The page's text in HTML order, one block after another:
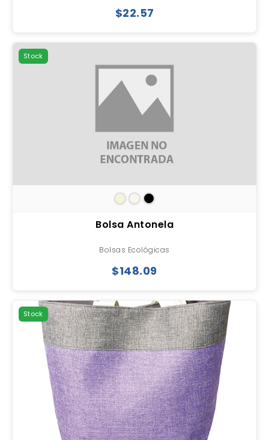
$22.57
Stock
Bolsa Antonela
Bolsas Ecológicas
$148.09
Stock